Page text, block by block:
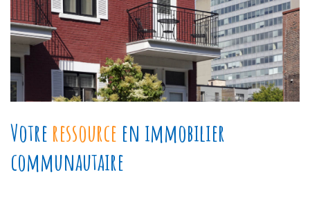
Votre ressource en immobilier
communautaire